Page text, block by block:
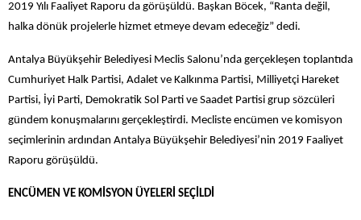
2019 Yılı Faaliyet Raporu da görüşüldü. Başkan Böcek, “Ranta değil,
halka dönük projelerle hizmet etmeye devam edeceğiz” dedi.
Antalya Büyükşehir Belediyesi Meclis Salonu’nda gerçekleşen toplantıda
Cumhuriyet Halk Partisi, Adalet ve Kalkınma Partisi, Milliyetçi Hareket
Partisi, İyi Parti, Demokratik Sol Parti ve Saadet Partisi grup sözcüleri
gündem konuşmalarını gerçekleştirdi. Mecliste encümen ve komisyon
seçimlerinin ardından Antalya Büyükşehir Belediyesi’nin 2019 Faaliyet
Raporu görüşüldü.
ENCÜMEN VE KOMİSYON ÜYELERİ SEÇİLDİ